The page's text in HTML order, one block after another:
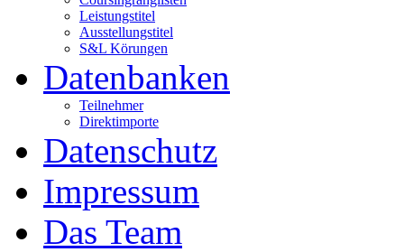
Leistungstitel
Ausstellungstitel
S&L Körungen
Datenbanken
Teilnehmer
Direktimporte
Datenschutz
Impressum
Das Team